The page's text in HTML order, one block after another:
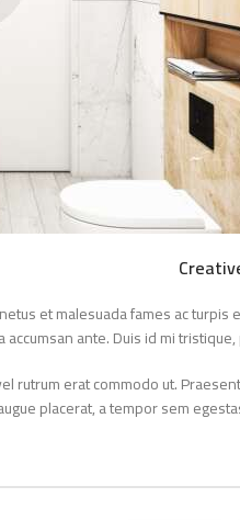
et malesuada fames ac
accumsan ante. Duis id mi
rutrum erat commodo ut.
placerat, a tempor sem